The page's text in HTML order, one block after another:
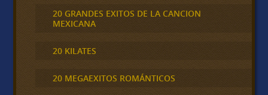
20 GRANDES EXITOS DE LA CANCION
MEXICANA
20 KILATES
20 MEGAEXITOS ROMÁNTICOS